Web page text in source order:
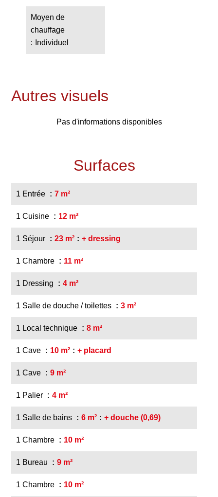
Moyen de
chauffage
Individuel
Autres visuels
Pas d'informations disponibles
Surfaces
1 Entrée 7 m²
1 Cuisine 12 m²
1 Séjour 23 m² + dressing
1 Chambre 11 m²
1 Dressing 4 m²
1 Salle de douche / toilettes 3 m²
1 Local technique 8 m²
1 Cave 10 m² + placard
1 Cave 9 m²
1 Palier 4 m²
1 Salle de bains 6 m² + douche (0,69)
1 Chambre 10 m²
1 Bureau 9 m²
1 Chambre 10 m²